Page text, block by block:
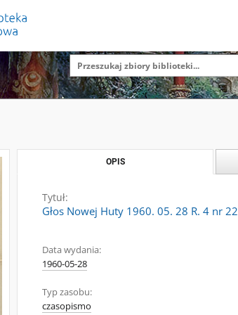
OPIS
Tytuł:
Głos Nowej Huty 1960. 05. 28 R. 4 nr 22
Data wydania:
1960-05-28
Typ zasobu:
czasopismo